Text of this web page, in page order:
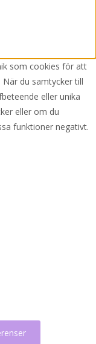
som cookies för att
du samtycker till
eller unika
eller om du
funktioner negativt.